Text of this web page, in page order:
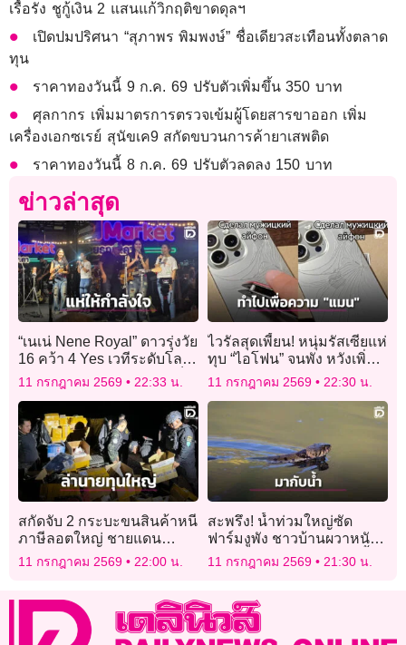
เรื้อรัง ชูกู้เงิน 2 แสนแก้วิกฤติขาดดุลฯ
เปิดปมปริศนา “สุภาพร พิมพงษ์” ชื่อเดียวสะเทือนทั้งตลาด
ทุน
ราคาทองวันนี้ 9 ก.ค. 69 ปรับตัวเพิ่มขึ้น 350 บาท
ศุลกากร เพิ่มมาตรการตรวจเข้มผู้โดยสารขาออก เพิ่ม
เครื่องเอกซเรย์ สุนัขเค9 สกัดขบวนการค้ายาเสพติด
ราคาทองวันนี้ 8 ก.ค. 69 ปรับตัวลดลง 150 บาท
ข่าวล่าสุด
“เนเน่ Nene Royal” ดาวรุ่งวัย
16 คว้า 4 Yes เวทีระดับโลก
AGT เปิดหมวกบ้านเกิดภูเก็ต
11 กรกฎาคม 2569 22:33 น.
ไวรัลสุดเพี้ยน! หนุ่มรัสเซียแห่
ทุบ “ไอโฟน” จนพัง หวังเพิ่ม
ลุคแบบ “ชายชาตรี”
11 กรกฎาคม 2569 22:30 น.
สกัดจับ 2 กระบะขนสินค้าหนี
ภาษีลอตใหญ่ ชายแดน
สระแก้ว รวบ 3 ผู้ต้องหา ล่า
นายทุนใหญ่
11 กรกฎาคม 2569 22:00 น.
สะพรึง! น้ำท่วมใหญ่ซัด
ฟาร์มงูพัง ชาวบ้านผวาหนัก
หลังพบงูชูคอสลอนกลางน้ำ
11 กรกฎาคม 2569 21:30 น.